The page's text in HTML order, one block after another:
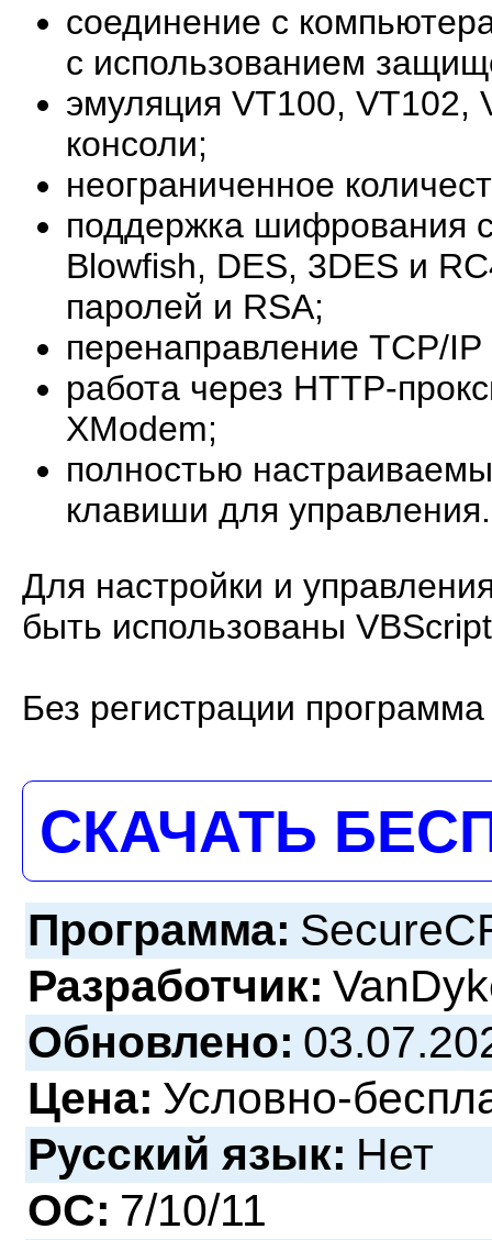
соединение с
с использованием
эмуляция VT100, VT102,
консоли;
неограниченное
поддержка шифрования
Blowfish, DES, 3DES и
паролей и RSA;
перенаправление TCP/
работа через HTTP-
XModem;
полностью
клавиши для управления.
Для настройки и
быть использованы
Без регистрации
СКАЧАТЬ
Программа:
Разработчик:
Обновлено:
Цена: Условно-
Русский язык: Нет
ОС: 7/10/11